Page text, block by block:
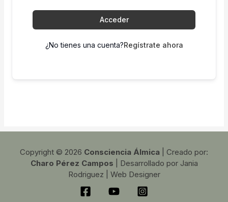
Acceder
¿No tienes una cuenta?Regístrate ahora
Copyright © 2026 Consciencia Álmica | Creado por:
Charo Pérez Campos | Desarrollado por Jania
Rodriguez | Web Designer